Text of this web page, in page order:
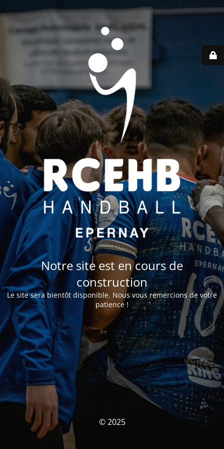
Notre site est en cours de
construction
Le site sera bientôt disponible. Nous vous remercions de votre
patience !
© 2025